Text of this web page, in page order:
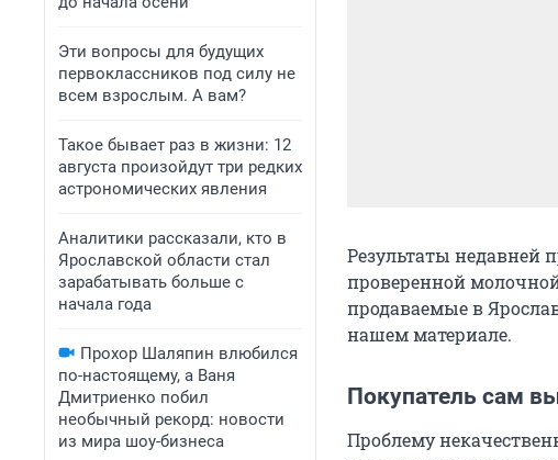
Эти вопросы для будущих
первоклассников под силу не
всем взрослым. А вам?
Такое бывает раз в жизни: 12
августа произойдут три редких
астрономических явления
Аналитики рассказали, кто в
Ярославской области стал
зарабатывать больше с
начала года
Прохор Шаляпин влюбился
по-настоящему, а Ваня
Дмитриенко побил
необычный рекорд: новости
из мира шоу-бизнеса
Результаты недавней
проверенной
продаваемые в
нашем материале.
Покупатель сам
Проблему